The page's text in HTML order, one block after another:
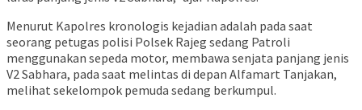
Menurut Kapolres kronologis kejadian adalah pada saat
seorang petugas polisi Polsek Rajeg sedang Patroli
menggunakan sepeda motor, membawa senjata panjang jenis
V2 Sabhara, pada saat melintas di depan Alfamart Tanjakan,
melihat sekelompok pemuda sedang berkumpul.